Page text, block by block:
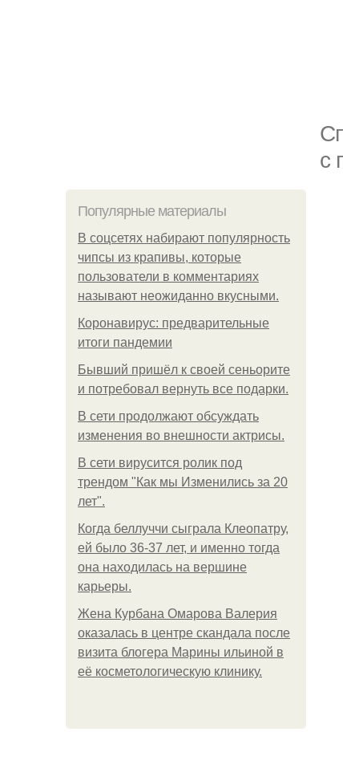
с
Популярные материалы
В соцсетях набирают популярность
чипсы из крапивы, которые
пользователи в комментариях
называют неожиданно вкусными.
Коронавирус: предварительные
итоги пандемии
Бывший пришёл к своей сеньорите
и потребовал вернуть все подарки.
В сети продолжают обсуждать
изменения во внешности актрисы.
В сети вирусится ролик под
трендом "Как мы Изменились за 20
лет".
Когда беллуччи сыграла Клеопатру,
ей было 36-37 лет, и именно тогда
она находилась на вершине
карьеры.
Жена Курбана Омарова Валерия
оказалась в центре скандала после
визита блогера Марины ильиной в
её косметологическую клинику.